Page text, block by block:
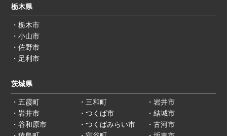
栃木県
・栃木市
・小山市
・佐野市
・足利市
茨城県
・五霞町
・岩井市
・谷和原市
・三和町
・つくば市
・つくばみらい市
・岩井市
・結城市
・古河市